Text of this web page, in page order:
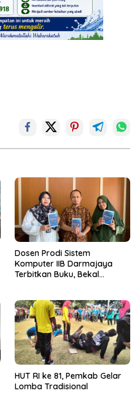
Dosen Prodi Sistem
Komputer IIB Darmajaya
Terbitkan Buku, Bekal
HUT RI ke 81, Pemkab Gelar
Lomba Tradisional